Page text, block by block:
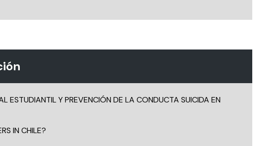
ESTUDIANTIL Y PREVENCIÓN DE LA CONDUCTA SUICIDA EN
IN CHILE?